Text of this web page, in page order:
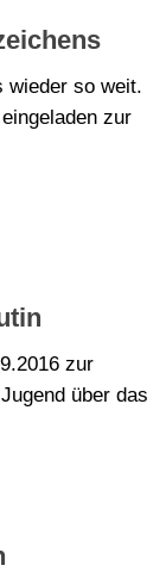
wieder so weit.
zur
zur
über das